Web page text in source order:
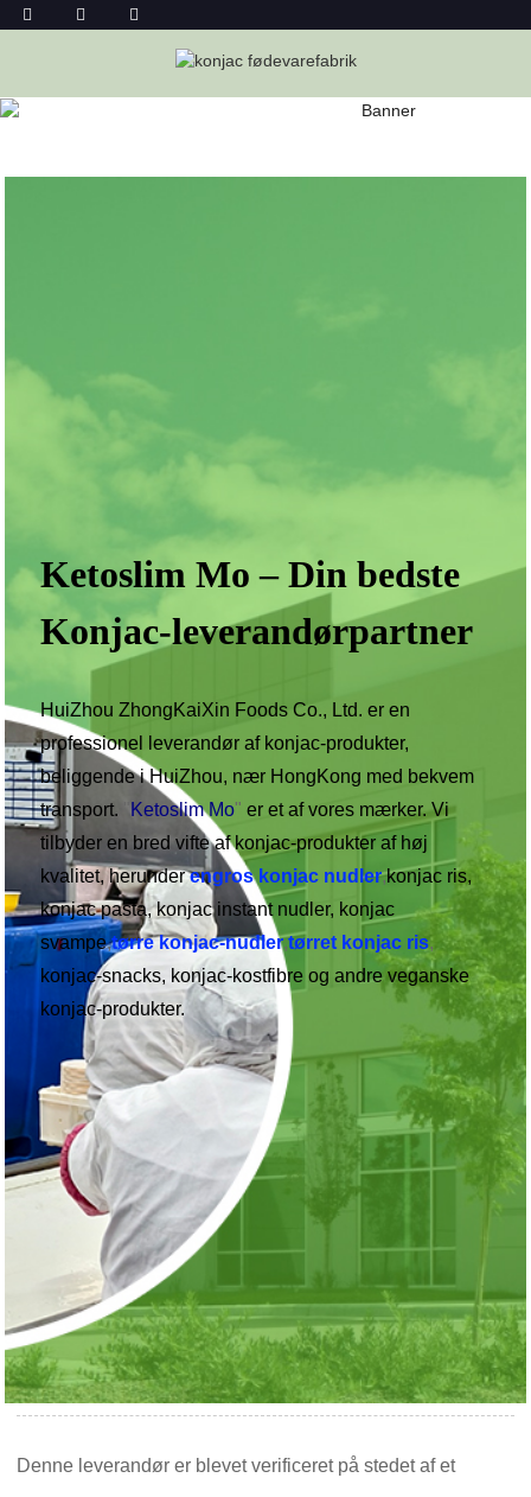
OM OS
Ketoslim Mo – Din bedste
Konjac-leverandørpartner
HuiZhou ZhongKaiXin Foods Co., Ltd. er en
professionel leverandør af konjac-produkter,
beliggende i HuiZhou, nær HongKong med bekvem
transport.
Ketoslim Mo" er et af vores mærker. Vi
tilbyder en bred vifte af konjac-produkter af høj
kvalitet, herunder engros konjac nudler,konjac ris,
konjac pasta, konjac instant nudler, konjac
svampe,tørre konjac-nudler,tørret konjac ris,
konjac-snacks, konjac-kostfibre og andre veganske
konjac-produkter.
Denne leverandør er blevet verificeret på stedet af et